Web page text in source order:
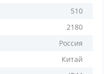
510
2180
Россия
Китай